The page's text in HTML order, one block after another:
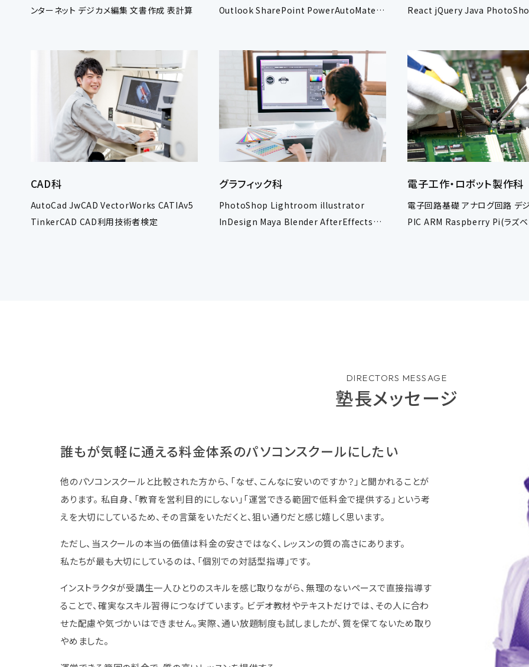
ンターネット デジカメ編集 文書作成 表計算
Outlook SharePoint PowerAutoMate
React jQuery Java
CAD科
AutoCad JwCAD VectorWorks CATIAv5
TinkerCAD CAD利用技術者検定
グラフィック科
PhotoShop Lightroom illustrator
InDesign Maya Blender AfterEffects
電子工作・ロボット製作科
電子回路基礎 アナログ回路 デ
PIC ARM Raspberry Pi(ラズベ
DIRECTORS MESSAGE
塾長メッセージ
誰もが気軽に通える料金体系のパソコンスクールにしたい
他のパソコンスクールと比較された方から、「なぜ、こんなに安いのですか？」と聞かれることが
あります。 私自身、「教育を営利目的にしない」「運営できる範囲で低料金で提供する」という考
えを大切にしているため、その言葉をいただくと、狙い通りだと感じ嬉しく思います。
ただし、当スクールの本当の価値は料金の安さではなく、レッスンの質の高さにあります。
私たちが最も大切にしているのは、「個別での対話型指導」です。
インストラクタが受講生一人ひとりのスキルを感じ取りながら、無理のないペースで直接指導す
ることで、確実なスキル習得につなげています。 ビデオ教材やテキストだけでは、その人に合わ
せた配慮や気づかいはできません。実際、通い放題制度も試しましたが、質を保てないため取り
やめました。